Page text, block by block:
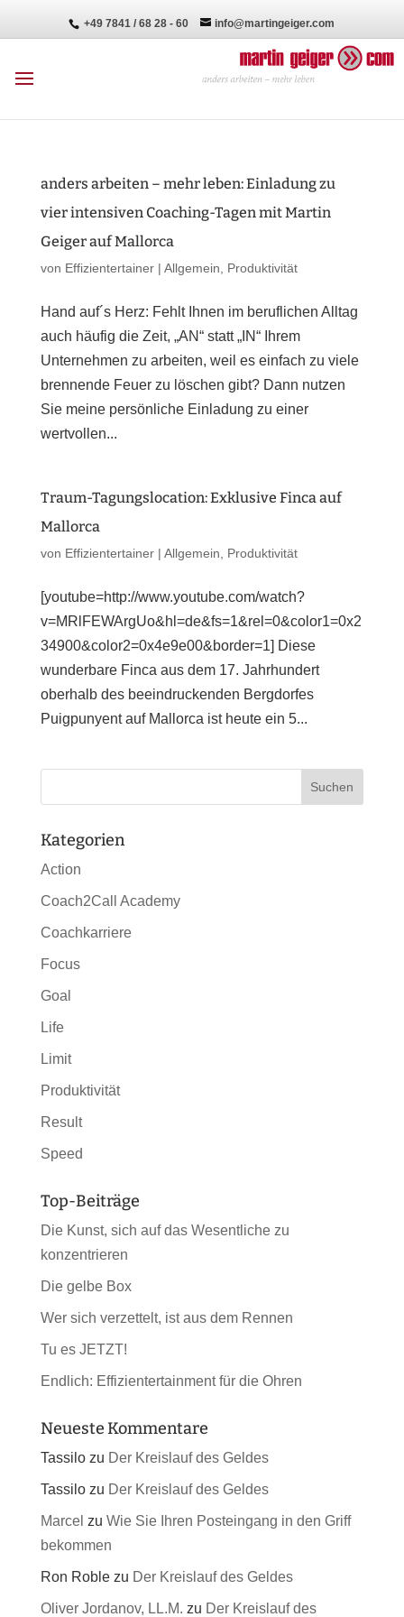
+49 7841 / 68 28 - 60 info@martingeiger.com
anders arbeiten – mehr leben: Einladung zu
vier intensiven Coaching-Tagen mit Martin
Geiger auf Mallorca
von Effizientertainer| Allgemein Produktivität
Hand auf´s Herz: Fehlt Ihnen im beruflichen Alltag
auch häufig die Zeit, „AN“ statt „IN“ Ihrem
Unternehmen zu arbeiten, weil es einfach zu viele
brennende Feuer zu löschen gibt? Dann nutzen
Sie meine persönliche Einladung zu einer
wertvollen...
Traum-Tagungslocation: Exklusive Finca auf
Mallorca
von Effizientertainer| Allgemein Produktivität
[youtube=http://www.youtube.com/watch?
v=MRlFEWArgUo&hl=de&fs=1&rel=0&color1=0x2
34900&color2=0x4e9e00&border=1] Diese
wunderbare Finca aus dem 17. Jahrhundert
oberhalb des beeindruckenden Bergdorfes
Puigpunyent auf Mallorca ist heute ein 5...
Kategorien
Action
Coach2Call Academy
Coachkarriere
Focus
Goal
Life
Limit
Produktivität
Result
Speed
Top-Beiträge
Die Kunst, sich auf das Wesentliche zu
konzentrieren
Die gelbe Box
Wer sich verzettelt, ist aus dem Rennen
Tu es JETZT!
Endlich: Effizientertainment für die Ohren
Neueste Kommentare
Tassilozu Der Kreislauf des Geldes
Tassilozu Der Kreislauf des Geldes
Marcel zu Wie Sie Ihren Posteingang in den Griff
bekommen
Ron Roblezu Der Kreislauf des Geldes
Oliver Jordanov, LL.M. zu Der Kreislauf des